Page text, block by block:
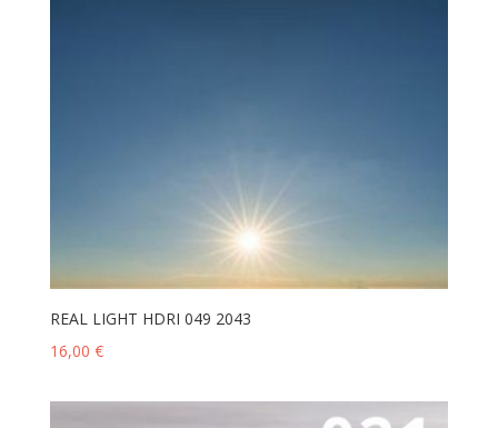
REAL LIGHT HDRI 049 2043
16,00 €